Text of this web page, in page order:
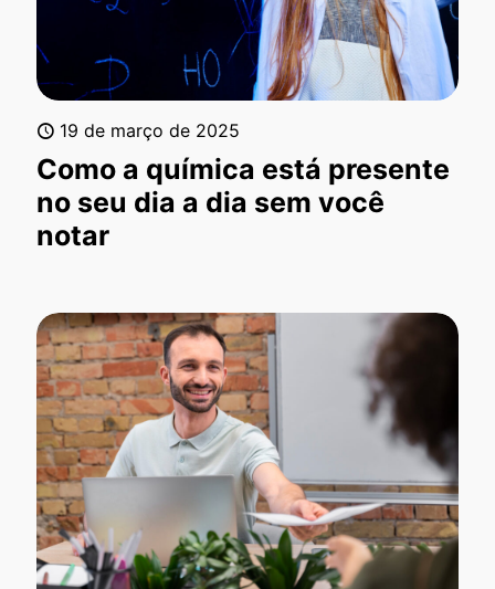
19 de março de 2025
Como a química está presente
no seu dia a dia sem você
notar